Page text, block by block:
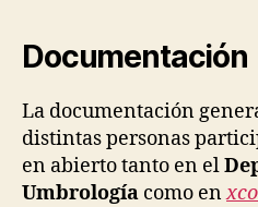
Documentación
La documentación
distintas personas
en abierto tanto en el
Umbrología como en